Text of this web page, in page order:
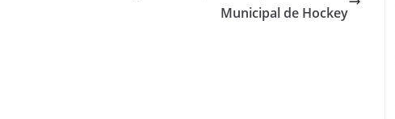
Municipal de Hockey